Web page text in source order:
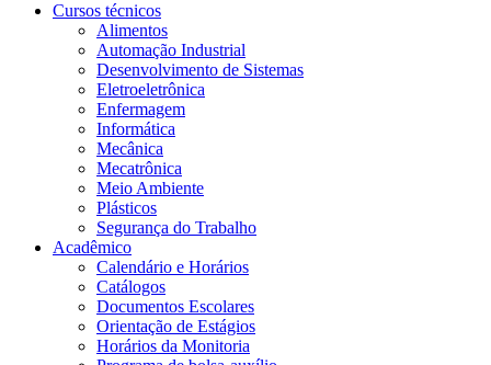
Cursos técnicos
Alimentos
Automação Industrial
Desenvolvimento de Sistemas
Eletroeletrônica
Enfermagem
Informática
Mecânica
Mecatrônica
Meio Ambiente
Plásticos
Segurança do Trabalho
Acadêmico
Calendário e Horários
Catálogos
Documentos Escolares
Orientação de Estágios
Horários da Monitoria